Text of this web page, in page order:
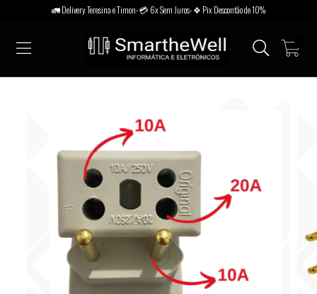
🚛 Delivery Teresina e Timon- 💳 6x Sem Juros- ❖ Pix Descontão de 10%